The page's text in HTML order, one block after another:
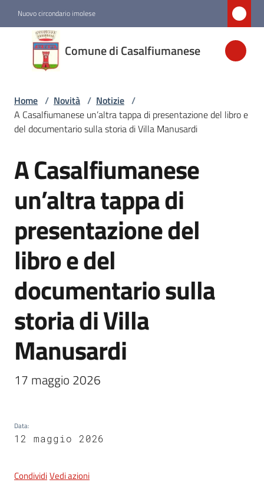
Nuovo circondario imolese
Comune di Casalfiumanese
Comune di
Casalfiumanese
Amministrazione
Casalfiumanese
Servizi
on-
argomenti
Home / Novità / Notizie /
A Casalfiumanese un’altra tappa di presentazione del libro e
del documentario sulla storia di Villa Manusardi
Salta al contenuto
A Casalfiumanese
un’altra tappa di
presentazione del
libro e del
documentario sulla
storia di Villa
Manusardi
17 maggio 2026
Data:
12 maggio 2026
CondividiVedi azioni